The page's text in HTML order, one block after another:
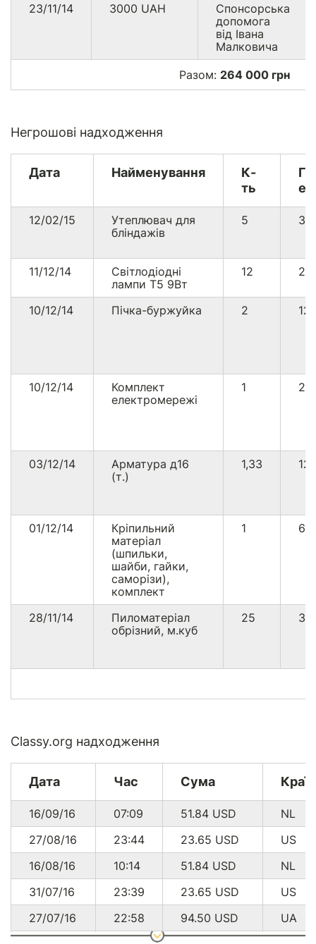
23/11/14
3000 UAH
Спонсорська
допомога
від Івана
Малковича
Разом: 264 000 грн
Негрошові надходження
Дата Найменування
К-
ть
12/02/15
Утеплювач для
бліндажів
5
11/12/14
Світлодіодні
лампи Т5 9Вт
12
10/12/14 Пічка-буржуйка 2
10/12/14
Комплект
електромережі
1
03/12/14
Арматура д16
(т.)
1,33
01/12/14
Кріпильний
матеріал
(шпильки,
шайби, гайки,
саморізи),
комплект
1
28/11/14
Пиломатеріал
обрізний, м.куб
25
Classy.org надходження
Дата Час Сума
16/09/16 07:09 51.84 USD
NL
27/08/16
23:44 23.65 USD
US
16/08/16
10:14 51.84 USD
NL
31/07/16
23:39 23.65 USD
US
27/07/16
22:58 94.50 USD
UA